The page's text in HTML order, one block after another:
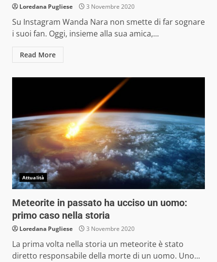
Loredana Pugliese 3 Novembre 2020
Su Instagram Wanda Nara non smette di far sognare
i suoi fan. Oggi, insieme alla sua amica,...
Read More
Attualità
Meteorite in passato ha ucciso un uomo:
primo caso nella storia
Loredana Pugliese 3 Novembre 2020
La prima volta nella storia un meteorite è stato
diretto responsabile della morte di un uomo. Uno...